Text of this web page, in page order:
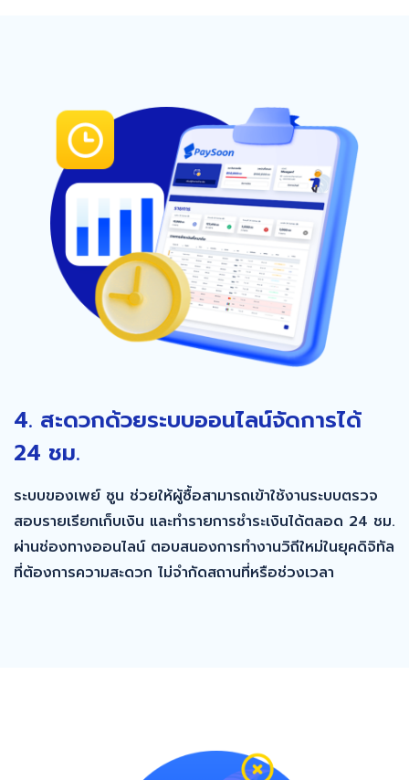
4. สะดวกด้วยระบบออนไลน์จัดการได้
24 ชม.
ระบบของเพย์ ซูน ช่วยให้ผู้ซื้อสามารถเข้าใช้งานระบบตรวจ
สอบรายเรียกเก็บเงิน และทำรายการชำระเงินได้ตลอด 24 ชม.
ผ่านช่องทางออนไลน์ ตอบสนองการทำงานวิถีใหม่ในยุคดิจิทัล
ที่ต้องการความสะดวก ไม่จำกัดสถานที่หรือช่วงเวลา